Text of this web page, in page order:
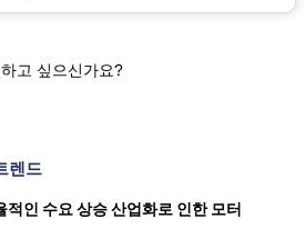
고 싶으신가요?
렌드
인 수요 상승 산업화로 인한 모터